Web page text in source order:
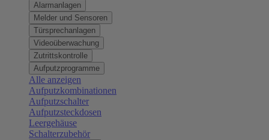
Alarmanlagen
Melder und Sensoren
Türsprechanlagen
Videoüberwachung
Zutrittskontrolle
Aufputzprogramme
Alle anzeigen
Aufputzkombinationen
Aufputzschalter
Aufputzsteckdosen
Leergehäuse
Schalterzubehör